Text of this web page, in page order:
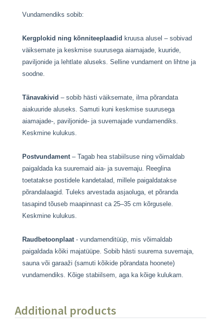
Vundamendiks sobib:
Kergplokid ning kõnniteeplaadid kruusa alusel – sobivad
väiksemate ja keskmise suurusega aiamajade, kuuride,
paviljonide ja lehtlate aluseks. Selline vundament on lihtne ja
soodne.
Tänavakivid – sobib hästi väiksemate, ilma põrandata
aiakuuride aluseks. Samuti kuni keskmise suurusega
aiamajade-, paviljonide- ja suvemajade vundamendiks.
Keskmine kulukus.
Postvundament– Tagab hea stabiilsuse ning võimaldab
paigaldada ka suuremaid aia- ja suvemaju. Reeglina
toetatakse postidele kandetalad, millele paigaldatakse
põrandalaagid. Tuleks arvestada asjaoluga, et põranda
tasapind tõuseb maapinnast ca 25–35 cm kõrgusele.
Keskmine kulukus.
Raudbetoonplaat- vundamenditüüp, mis võimaldab
paigaldada kõiki majatüüpe. Sobib hästi suurema suvemaja,
sauna või garaaži (samuti kõikide põrandata hoonete)
vundamendiks. Kõige stabiilsem, aga ka kõige kulukam.
Additional products